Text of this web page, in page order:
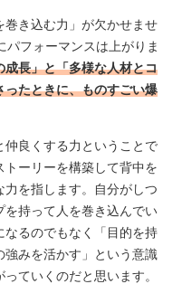
巻き込む力」が欠かせませ
パフォーマンスは上がりま
成長」と「多様な人材とコ
たときに、ものすごい爆
仲良くする力ということで
ーリーを構築して背中を
力を指します。自分がしつ
を持って人を巻き込んでい
なるのでもなく「目的を持
強みを活かす」という意識
ていくのだと思います。